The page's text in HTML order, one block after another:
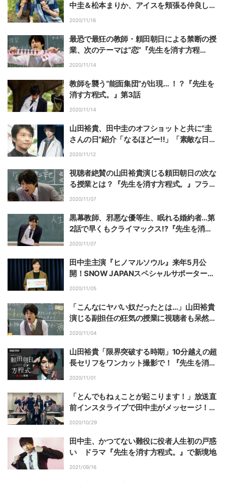
中圭＆松本まりか、アイスを頬張る仲良しな
2ショットに称賛の声
2020/11/16
最恐で最狂の教師・頼田朝日による禁断の授
業、次のテーマは“恋”『先生を消す方程
式。』フライングドラマ
2020/11/14
教師を襲う“能面集団”が出現… ！？『先生を
消す方程式。』第3話
2020/11/14
山田裕貴、田中圭のオフショットと共に“圭
さんの日”紹介「なるほどー!!」「素敵な日」
の声
2020/11/12
視聴者絶賛の山田裕貴演じる頼田朝日の次な
る授業とは？『先生を消す方程式。』フライ
ングドラマ第2話
2020/11/07
黒幕教師、邪悪な優等生、眠れる婚約者…第
2話で早くもクライマックス⁉『先生を消す
方程式。』
2020/11/07
田中圭主演『ヒノマルソウル』来年5月公
開！SNOW JAPANスペシャルサポーターに
就任
2020/11/05
「こんなにヤバい奴だったとは…」山田裕貴
演じる副担任の狂気の授業に視聴者も呆然
『先生を消す方程式。』フライングドラマ
2020/11/04
山田裕貴「限界突破する時期」10分越えの超
長セリフをワンカット撮影で！『先生を消す
方程式。』フライングドラマ
2020/11/01
「とんでもねぇことが起こります！」放送直
前インスタライブで田中圭がメッセージ！
『先生を消す方程式。』
2020/10/29
田中圭、かつてない難役に役者人生初の戸惑
い ドラマ『先生を消す方程式。』で新境地
2021/09/16